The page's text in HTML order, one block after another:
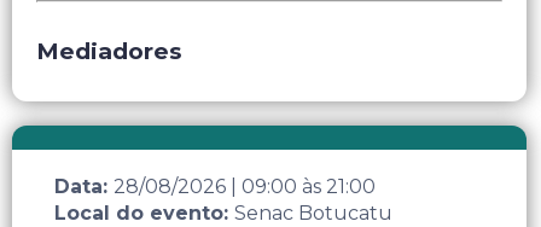
Mediadores
Data: 28/08/2026 09:00 às 21:00
Local do evento: Senac Botucatu